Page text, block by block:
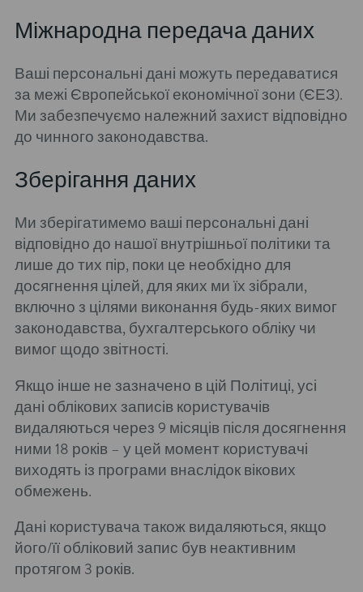
Міжнародна передача даних
Ваші персональні дані можуть передаватися
за межі Європейської економічної зони (ЄЕЗ).
Ми забезпечуємо належний захист відповідно
до чинного законодавства.
Зберігання даних
Ми зберігатимемо ваші персональні дані
відповідно до нашої внутрішньої політики та
лише до тих пір, поки це необхідно для
досягнення цілей, для яких ми їх зібрали,
включно з цілями виконання будь-яких вимог
законодавства, бухгалтерського обліку чи
вимог щодо звітності.
Якщо інше не зазначено в цій Політиці, усі
дані облікових записів користувачів
видаляються через 9 місяців після досягнення
ними 18 років – у цей момент користувачі
виходять із програми внаслідок вікових
обмежень.
Дані користувача також видаляються, якщо
його/її обліковий запис був неактивним
протягом 3 років.